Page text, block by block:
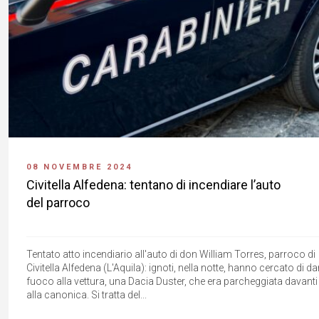
08 NOVEMBRE 2024
Civitella Alfedena: tentano di incendiare l’auto
del parroco
Tentato atto incendiario all'auto di don William Torres, parroco di
Civitella Alfedena (L'Aquila): ignoti, nella notte, hanno cercato di
fuoco alla vettura, una Dacia Duster, che era parcheggiata davanti
alla canonica. Si tratta del...